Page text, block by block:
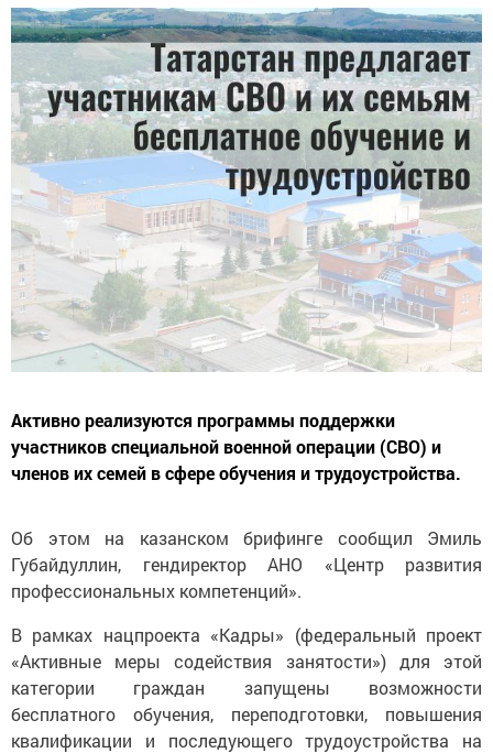
Активно реализуются программы поддержки
участников специальной военной операции (СВО) и
членов их семей в сфере обучения и трудоустройства.
Об этом на казанском брифинге сообщил Эмиль
Губайдуллин, гендиректор АНО «Центр развития
профессиональных компетенций».
В рамках нацпроекта «Кадры» (федеральный проект
«Активные меры содействия занятости») для этой
категории граждан запущены возможности
бесплатного обучения, переподготовки, повышения
квалификации и последующего трудоустройства на